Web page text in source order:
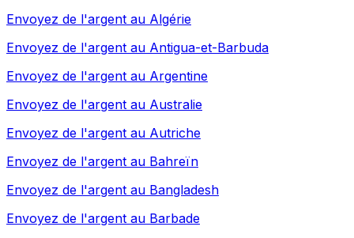
Envoyez de l'argent au Algérie
Envoyez de l'argent au Antigua-et-Barbuda
Envoyez de l'argent au Argentine
Envoyez de l'argent au Australie
Envoyez de l'argent au Autriche
Envoyez de l'argent au Bahreïn
Envoyez de l'argent au Bangladesh
Envoyez de l'argent au Barbade